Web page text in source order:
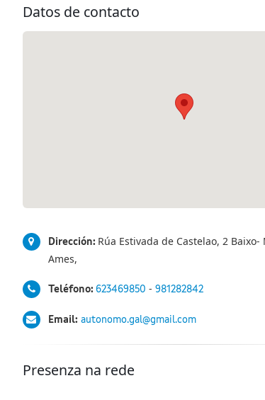
Datos de contacto
Dirección: Rúa Estivada de Castelao, 2
Ames,
Teléfono: 623469850 - 981282842
Email: autonomo.gal@gmail.com
Presenza na rede